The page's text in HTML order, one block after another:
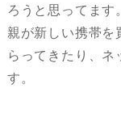
ろうと思ってます。
親が新しい携帯を
らってきたり、ネ
す。